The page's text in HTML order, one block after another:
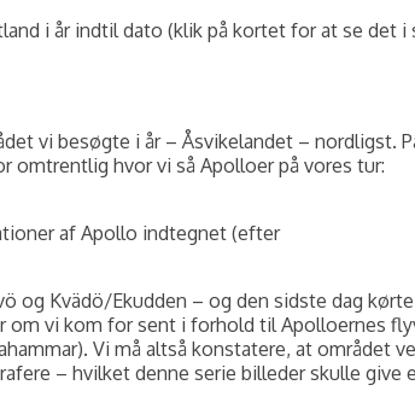
i år indtil dato (klik på kortet for at se det i
vi besøgte i år – Åsvikelandet –
omtrentlig hvor vi så Apolloer på vores tur:
af Apollo indtegnet (efter
og Kvädö/Ekudden – og den sidste dag
vi kom for sent i forhold til Apolloernes
Vi må altså konstatere, at området
– hvilket denne serie billeder skulle give